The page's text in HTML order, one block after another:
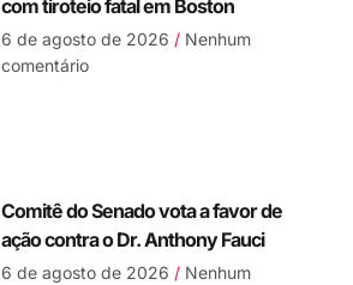
com tiroteio fatal em Boston
6 de agosto de 2026 Nenhum
comentário
Comitê do Senado vota a favor de
ação contra o Dr. Anthony Fauci
6 de agosto de 2026 Nenhum